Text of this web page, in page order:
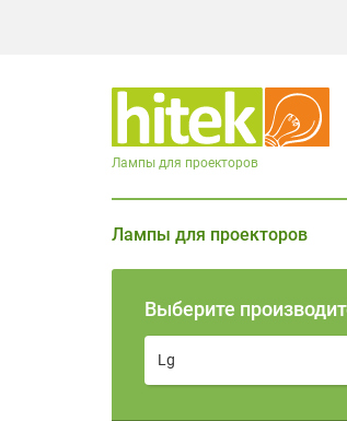
Лампы для проекторов
Лампы для проекторов
Выберите
Lg